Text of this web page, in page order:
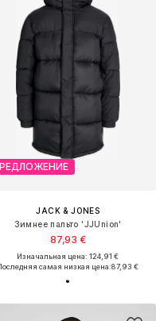
JACK & JONES
Зимнее пальто 'JJUnion'
87,93 €
Изначальная цена: 124,91 €
самая низкая цена:87,93 €